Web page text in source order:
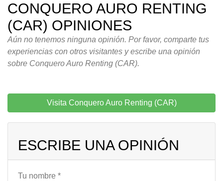
CONQUERO AURO RENTING
(CAR) OPINIONES
Aún no tenemos ninguna opinión. Por favor, comparte tus
experiencias con otros visitantes y escribe una opinión
sobre Conquero Auro Renting (CAR).
Visita Conquero Auro Renting (CAR)
ESCRIBE UNA OPINIÓN
Tu nombre *